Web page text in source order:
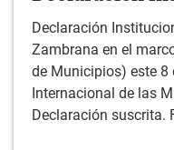
Declaración
Zambrana en el
de Municipios) este 8
Internacional de las
Declaración suscrita.